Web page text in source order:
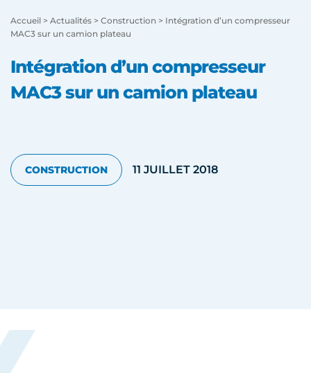
Accueil > Actualités > Construction > Intégration d’un compresseur
MAC3 sur un camion plateau
Intégration d’un compresseur
MAC3 sur un camion plateau
CONSTRUCTION 11 JUILLET 2018